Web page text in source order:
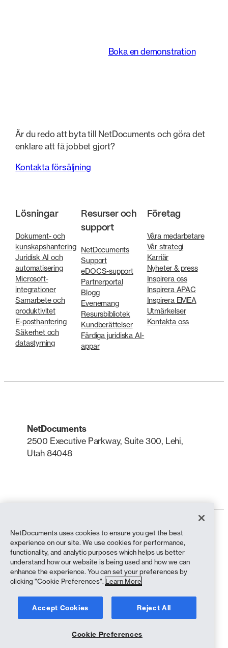
Boka en demonstration
Är du redo att byta till NetDocuments och göra det
enklare att få jobbet gjort?
Kontakta försäljning
Lösningar
Dokument- och
kunskapshantering
Juridisk AI och
automatisering
Microsoft-
integrationer
Samarbete och
produktivitet
E-posthantering
Säkerhet och
datastyrning
Resurser och
support
NetDocuments
Support
eDOCS-support
Partnerportal
Blogg
Evenemang
Resursbibliotek
Kundberättelser
Färdiga juridiska AI-
appar
Företag
Våra medarbetare
Vår strategi
Karriär
Nyheter & press
Inspirera oss
Inspirera APAC
Inspirera EMEA
Utmärkelser
Kontakta oss
NetDocuments
2500 Executive Parkway, Suite 300, Lehi,
Utah 84048
Integritetspolicy
Sekretesspolicy (bosatta i Kalifornien)
Uttalande mot slaveri
Cookiepolicy
Efterlevnad
Copyright © 2026 NetDocuments Software, Inc. Alla rättigheter
NetDocuments uses cookies to ensure you get the best
experience on our site. We use cookies for performance,
functionality, and analytic purposes which helps us better
understand how our website is being used and how we can
enhance the experience. You can set your preferences by
clicking "Cookie Preferences". Learn More
Accept Cookies Reject All
Cookie Preferences